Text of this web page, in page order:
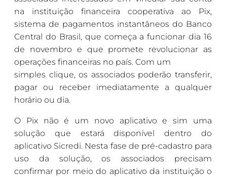
na instituição financeira cooperativa ao Pix,
sistema de pagamentos instantâneos do Banco
Central do Brasil, que começa a funcionar dia 16
de novembro e que promete revolucionar as
operações financeiras no país. Com um
simples clique, os associados poderão transferir,
pagar ou receber imediatamente a qualquer
horário ou dia.
O Pix não é um novo aplicativo e sim uma
solução que estará disponível dentro do
aplicativo Sicredi. Nesta fase de pré-cadastro para
uso da solução, os associados precisam
confirmar por meio do aplicativo da instituição o